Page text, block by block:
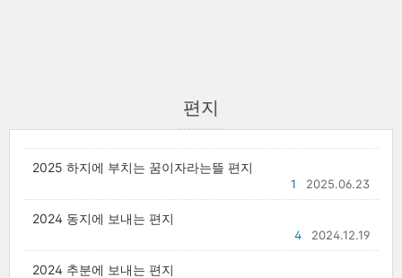
편지
2025 하지에 부치는 꿈이자라는뜰 편지
2025.06.23
1
2024 동지에 보내는 편지
2024.12.19
4
2024 추분에 보내는 편지